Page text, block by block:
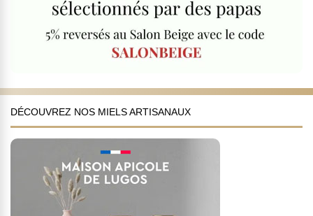
DÉCOUVREZ NOS MIELS ARTISANAUX